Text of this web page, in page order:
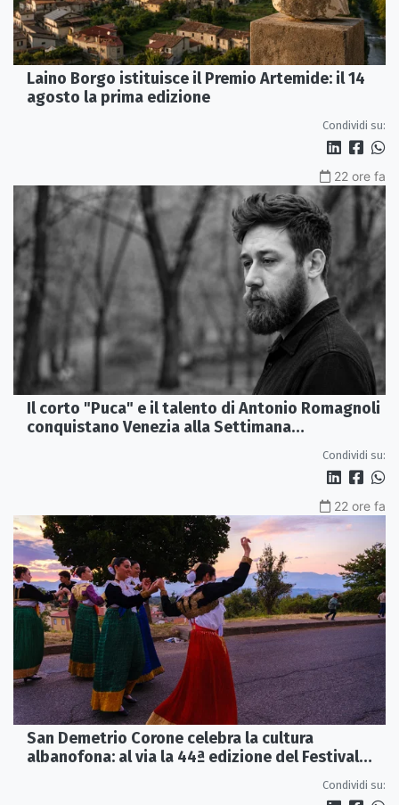
Laino Borgo istituisce il Premio Artemide: il 14
agosto la prima edizione
Condividi su:
22 ore fa
Il corto "Puca" e il talento di Antonio Romagnoli
conquistano Venezia alla Settimana
Condividi su:
22 ore fa
San Demetrio Corone celebra la cultura
albanofona: al via la 44ª edizione del Festival
Condividi su: